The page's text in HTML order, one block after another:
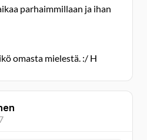
parhaimmillaan ja ihan
omasta mielestä. :/ H